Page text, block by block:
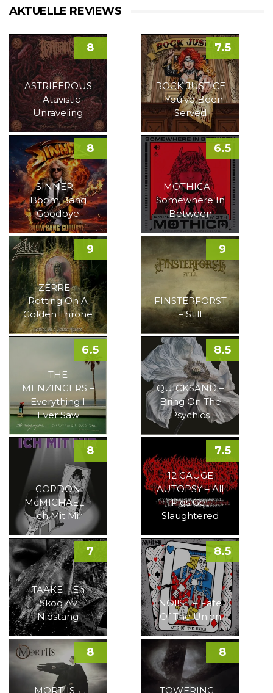
AKTUELLE REVIEWS
ASTRIFEROUS
– Atavistic
Unraveling
8
ROCK JUSTICE
– You’ve Been
Served
7.5
SINNER –
Boom Bang
Goodbye
8
MOTHICA –
Somewhere In
Between
6.5
ZERRE –
Rotting On A
Golden Throne
9
FINSTERFORST
– Still
9
THE
MENZINGERS –
Everything I
Ever Saw
6.5
QUICKSAND –
Bring On The
Psychics
8.5
GORDON
McMICHAEL –
Ich Mit Mir
8
12 GAUGE
AUTOPSY – All
Pigs Get
Slaughtered
7.5
TAAKE – En
Skog Av
Nidstang
7
NOI!SE – Fate
Of The Union
8.5
MORTIIS –
8
TOWERING –
8